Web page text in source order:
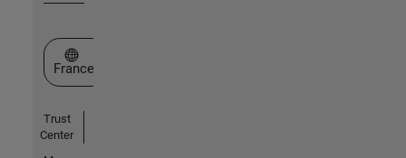
Sélectionner un site web
France
Trust
Center